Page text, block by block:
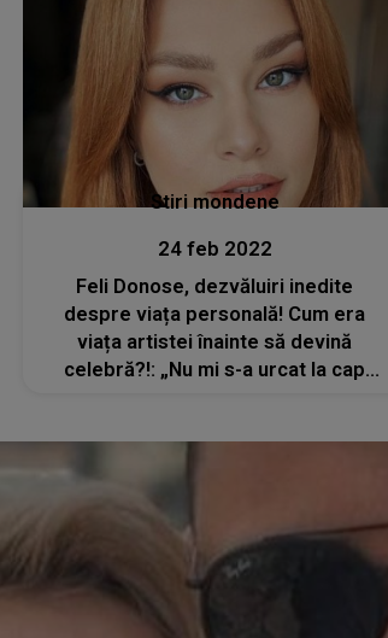
Stiri mondene
24 feb 2022
Feli Donose, dezvăluiri inedite
despre viața personală! Cum era
viața artistei înainte să devină
celebră?!: „Nu mi s-a urcat la cap